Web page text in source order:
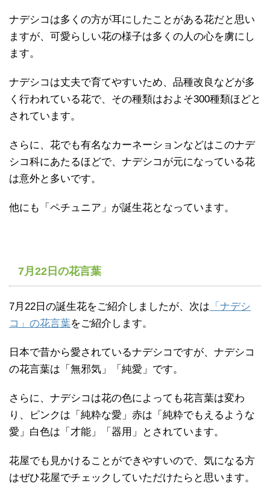
ナデシコは多くの方が耳にしたことがある花だと思い
ますが、可愛らしい花の様子は多くの人の心を虜にし
ます。
ナデシコは丈夫で育てやすいため、品種改良などが多
く行われている花で、その種類はおよそ300種類ほどと
されています。
さらに、花でも有名なカーネーションなどはこのナデ
シコ科にあたるほどで、ナデシコが元になっている花
は意外と多いです。
他にも「ペチュニア」が誕生花となっています。
7月22日の花言葉
7月22日の誕生花をご紹介しましたが、次は 「ナデシ
コ」の花言葉をご紹介します。
日本で昔から愛されているナデシコですが、ナデシコ
の花言葉は「無邪気」「純愛」です。
さらに、ナデシコは花の色によっても花言葉は変わ
り、ピンクは「純粋な愛」赤は「純粋でもえるような
愛」白色は「才能」「器用」とされています。
花屋でも見かけることができやすいので、気になる方
はぜひ花屋でチェックしていただけたらと思います。